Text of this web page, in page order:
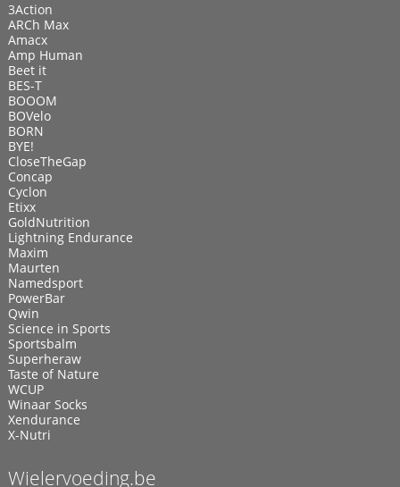
3Action
ARCh Max
Amacx
Amp Human
Beet it
BES-T
BOOOM
BOVelo
BORN
BYE!
CloseTheGap
Concap
Cyclon
Etixx
GoldNutrition
Lightning Endurance
Maxim
Maurten
Namedsport
PowerBar
Qwin
Science in Sports
Sportsbalm
Superheraw
Taste of Nature
WCUP
Winaar Socks
Xendurance
X-Nutri
Wielervoeding.be